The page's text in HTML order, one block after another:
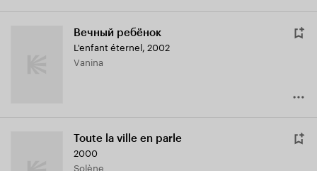
Вечный ребёнок
L'enfant éternel, 2002
Vanina
Toute la ville en parle
2000
Solène